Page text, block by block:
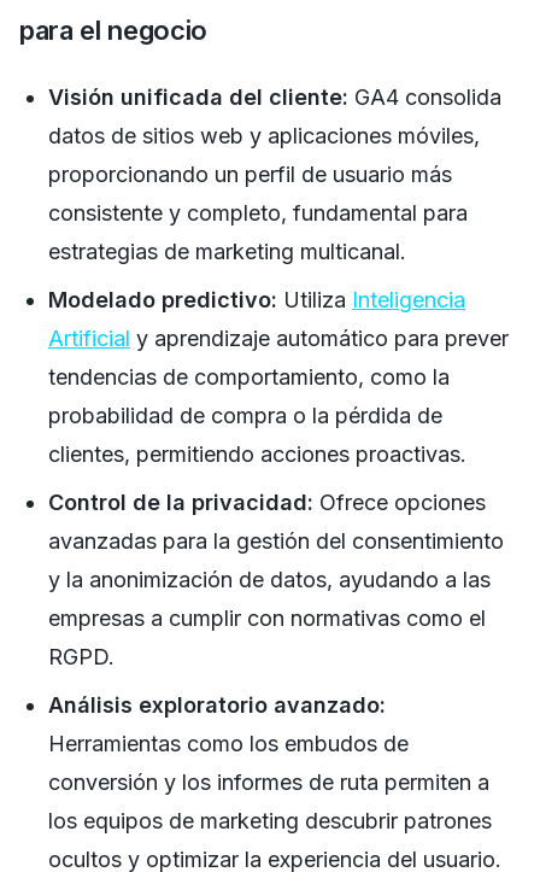
para el negocio
Visión unificada del cliente: GA4 consolida
datos de sitios web y aplicaciones móviles,
proporcionando un perfil de usuario más
consistente y completo, fundamental para
estrategias de marketing multicanal.
Modelado predictivo: Utiliza Inteligencia
Artificial y aprendizaje automático para prever
tendencias de comportamiento, como la
probabilidad de compra o la pérdida de
clientes, permitiendo acciones proactivas.
Control de la privacidad: Ofrece opciones
avanzadas para la gestión del consentimiento
y la anonimización de datos, ayudando a las
empresas a cumplir con normativas como el
RGPD.
Análisis exploratorio avanzado:
Herramientas como los embudos de
conversión y los informes de ruta permiten a
los equipos de marketing descubrir patrones
ocultos y optimizar la experiencia del usuario.